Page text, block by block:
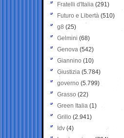
Fratelli d'Italia (291)
Futuro e Libertà (510)
g8 (25)
Gelmini (68)
Genova (542)
Giannino (10)
Giustizia (5.784)
governo (5.799)
Grasso (22)
Green Italia (1)
Grillo (2.941)
Idv (4)